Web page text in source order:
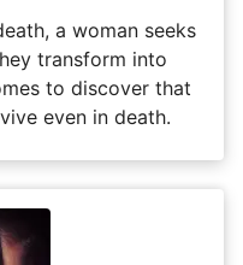
a woman seeks
transform into
to discover that
even in death.